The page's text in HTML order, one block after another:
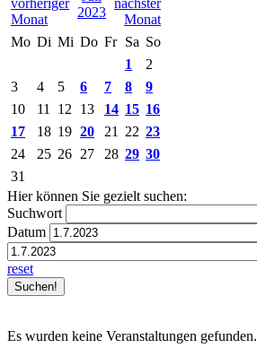
2023
Mo Di Mi Do Fr Sa So
1
2
3
4 5 6 7 8
9
10
11 12 13 14 15 16
17
18 19 20 21 22 23
24
25 26 27 28 29 30
31
Hier können Sie gezielt suchen:
Suchwort
Datum
reset
Es wurden keine Veranstaltungen gefunden.